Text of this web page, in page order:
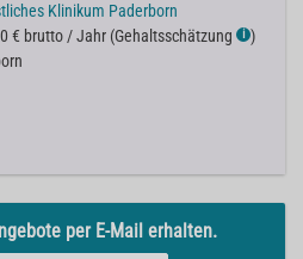
Klinikum Paderborn
€ brutto / Jahr (Gehaltsschätzung ℹ )
per E-Mail erhalten.